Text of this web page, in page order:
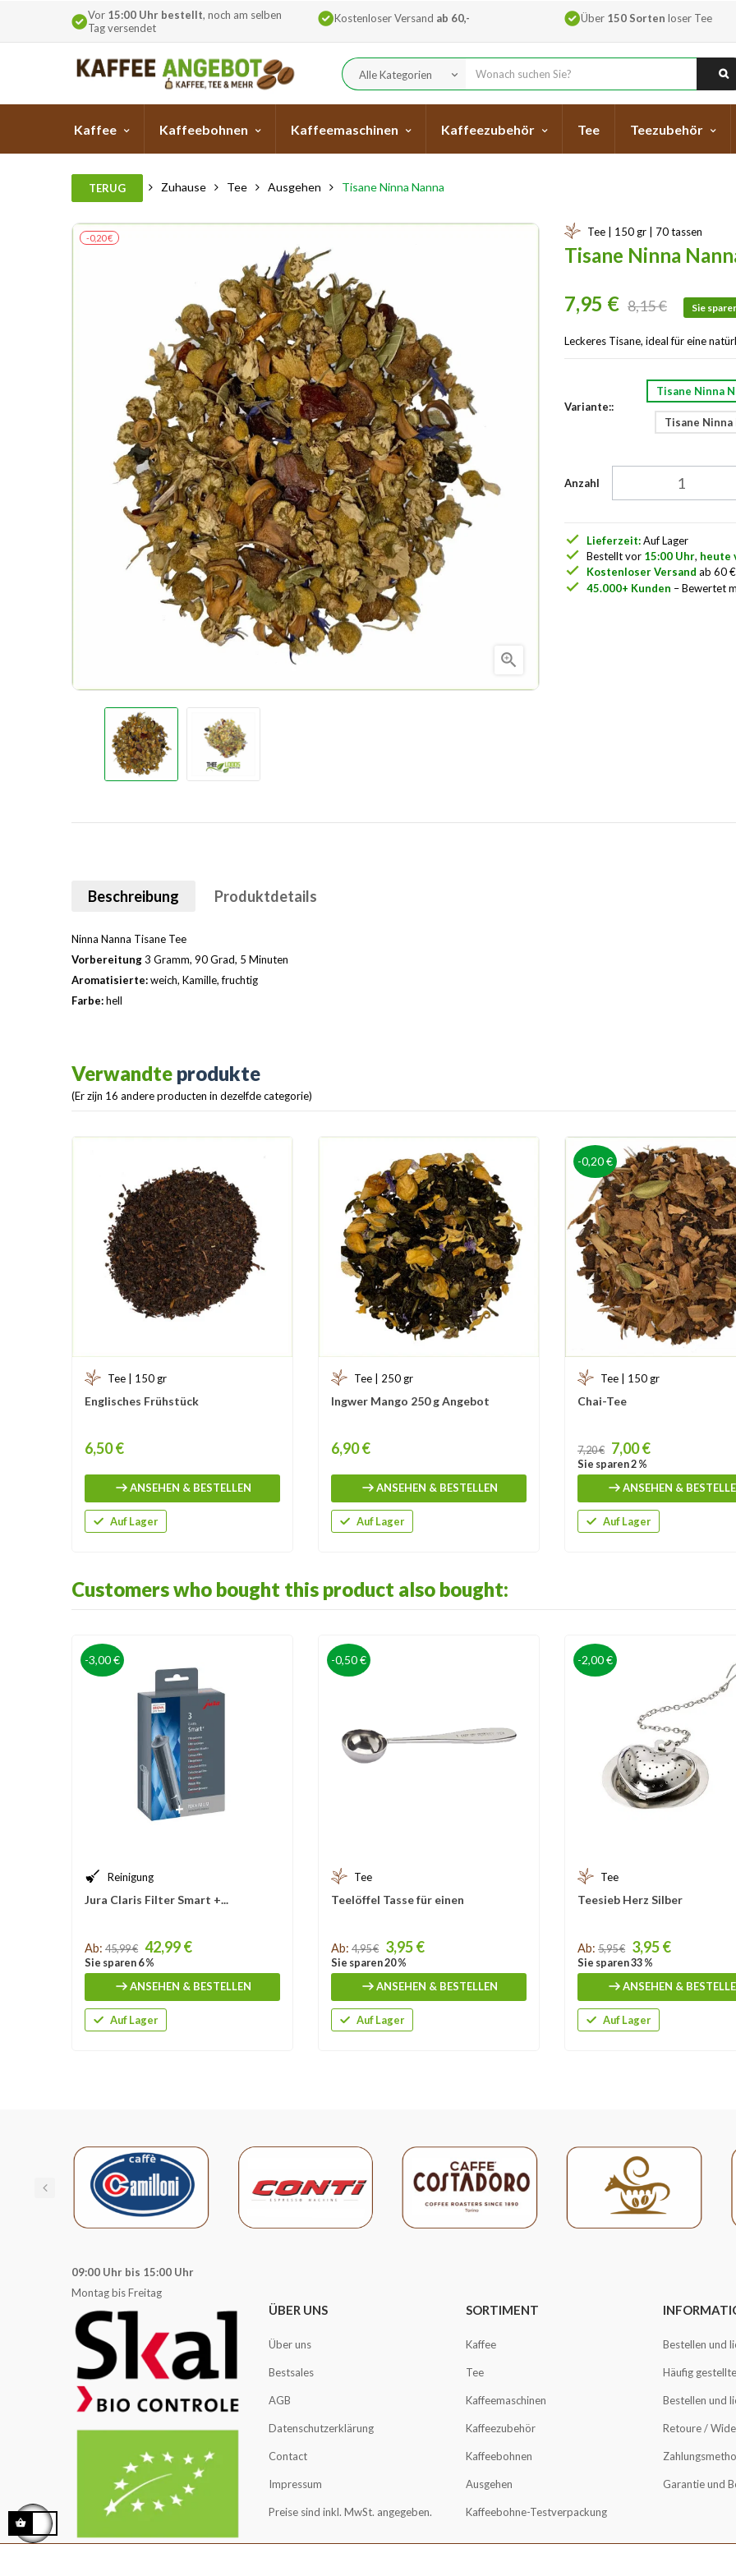
Vor 15:00 Uhr bestellt, noch am selben
Tag versendet
Kostenloser Versand ab 60,- Über 150 Sorten loser Tee
Alle Kategorien keyboard_arrow_down
Kaffee Kaffeebohnen Kaffeemaschinen Kaffeezubehör Tee Teezubehör
TERUG Zuhause Tee Ausgehen Tisane Ninna Nanna
-0,20 €

Tee | 150 gr | 70 tassen
Tisane Ninna
7,95 € 8,15 € Sie
Leckeres Tisane, ideal für eine
Variante::
Tisane Ninna
Tisane Ninna
Anzahl
check Lieferzeit:Auf Lager
check Bestellt vor 15:00 Uhr, heute
check Kostenloser Versand ab 60 €
check 45.000+ Kunden – Bewertet
Beschreibung Produktdetails
Ninna Nanna Tisane Tee
Vorbereitung3 Gramm, 90 Grad, 5 Minuten
Aromatisierte:weich, Kamille, fruchtig
Farbe:hell
Verwandte produkte
(Er zijn 16 andere producten in dezelfde categorie)
Tee | 150 gr
Englisches Frühstück
Price
6,50 €
ANSEHEN & BESTELLEN
Auf Lager
Tee | 250 gr
Ingwer Mango 250 g Angebot
Price
6,90 €
ANSEHEN & BESTELLEN
Auf Lager
-0,20 €
Tee | 150 gr
Chai-Tee
Price
7,20 € 7,00 €
Sie sparen 2 %
ANSEHEN &
Auf Lager
Customers who bought this product also bought:
-3,00 €
Reinigung
Jura Claris Filter Smart +...
Price
Ab: 45,99 € 42,99 €
Sie sparen 6 %
ANSEHEN & BESTELLEN
Auf Lager
-0,50 €
Tee
Teelöffel Tasse für einen
Price
Ab: 4,95 € 3,95 €
Sie sparen 20 %
ANSEHEN & BESTELLEN
Auf Lager
-2,00 €
Tee
Teesieb Herz Silber
Price
Ab: 5,95 € 3,95 €
Sie sparen 33 %
ANSEHEN &
Auf Lager
09:00 Uhr bis 15:00 Uhr
Montag bis Freitag
ÜBER UNS
Über uns
Bestsales
AGB
Datenschutzerklärung
Contact
Impressum
Preise sind inkl. MwSt. angegeben.
SORTIMENT
Kaffee
Tee
Kaffeemaschinen
Kaffeezubehör
Kaffeebohnen
Ausgehen
Kaffeebohne-Testverpackung
Bestellen und
Häufig
Bestellen und
Retoure /
Garantie und